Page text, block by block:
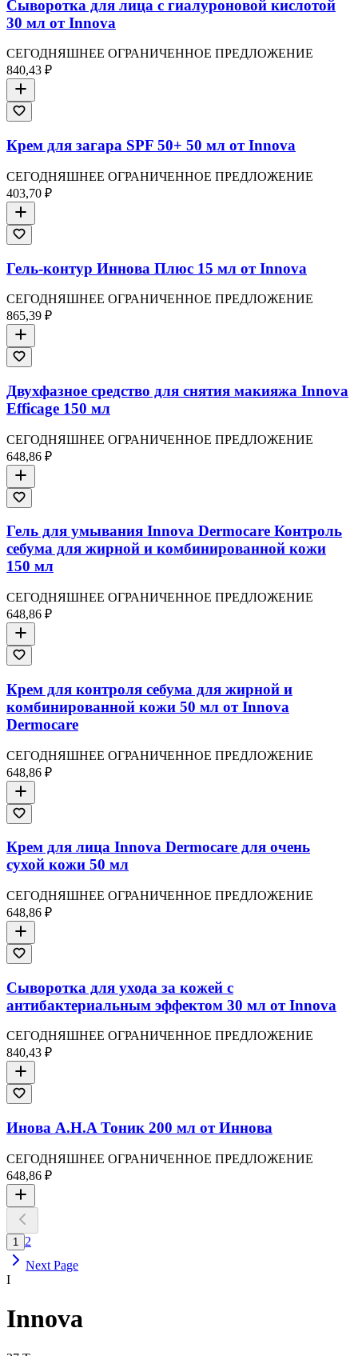
Сыворотка для лица с гиалуроновой кислотой
30 мл от Innova
СЕГОДНЯШНЕЕ ОГРАНИЧЕННОЕ ПРЕДЛОЖЕНИЕ
840,43 ₽
Крем для загара SPF 50+ 50 мл от Innova
СЕГОДНЯШНЕЕ ОГРАНИЧЕННОЕ ПРЕДЛОЖЕНИЕ
403,70 ₽
Гель-контур Иннова Плюс 15 мл от Innova
СЕГОДНЯШНЕЕ ОГРАНИЧЕННОЕ ПРЕДЛОЖЕНИЕ
865,39 ₽
Двухфазное средство для снятия макияжа Innova
Efficage 150 мл
СЕГОДНЯШНЕЕ ОГРАНИЧЕННОЕ ПРЕДЛОЖЕНИЕ
648,86 ₽
Гель для умывания Innova Dermocare Контроль
себума для жирной и комбинированной кожи
150 мл
СЕГОДНЯШНЕЕ ОГРАНИЧЕННОЕ ПРЕДЛОЖЕНИЕ
648,86 ₽
Крем для контроля себума для жирной и
комбинированной кожи 50 мл от Innova
Dermocare
СЕГОДНЯШНЕЕ ОГРАНИЧЕННОЕ ПРЕДЛОЖЕНИЕ
648,86 ₽
Крем для лица Innova Dermocare для очень
сухой кожи 50 мл
СЕГОДНЯШНЕЕ ОГРАНИЧЕННОЕ ПРЕДЛОЖЕНИЕ
648,86 ₽
Сыворотка для ухода за кожей с
антибактериальным эффектом 30 мл от Innova
СЕГОДНЯШНЕЕ ОГРАНИЧЕННОЕ ПРЕДЛОЖЕНИЕ
840,43 ₽
Инова A.H.A Тоник 200 мл от Иннова
СЕГОДНЯШНЕЕ ОГРАНИЧЕННОЕ ПРЕДЛОЖЕНИЕ
648,86 ₽
1
2
Next Page
I
Innova